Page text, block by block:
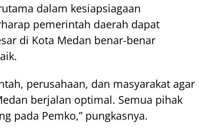
dalam kesiapsiagaan
pemerintah daerah dapat
di Kota Medan benar-benar
perusahaan, dan masyarakat agar
berjalan optimal. Semua pihak
pada Pemko,” pungkasnya.